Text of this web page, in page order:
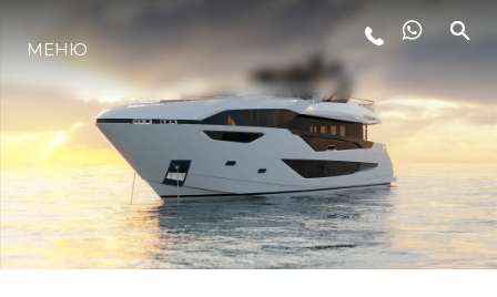
ЛАЙФСТАЙЛ
ИНОВАЦИЯ
КОМПАНИЯТА
МЕНЮ